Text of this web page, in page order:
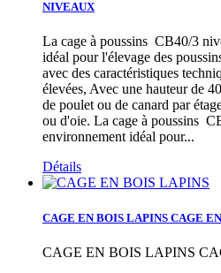
NIVEAUX
La cage à poussins CB40/3
idéal pour l'élevage des
avec des caractéristiques
élevées, Avec une hauteur de
de poulet ou de canard par
ou d'oie. La cage à poussins
environnement idéal pour...
Détails
CAGE EN BOIS LAPINS CAGE
CAGE EN BOIS LAPINS